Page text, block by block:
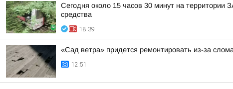
Сегодня около 15 часов 30 минут на территории
средства
18:39
«Сад ветра» придется ремонтировать из-за
12:51